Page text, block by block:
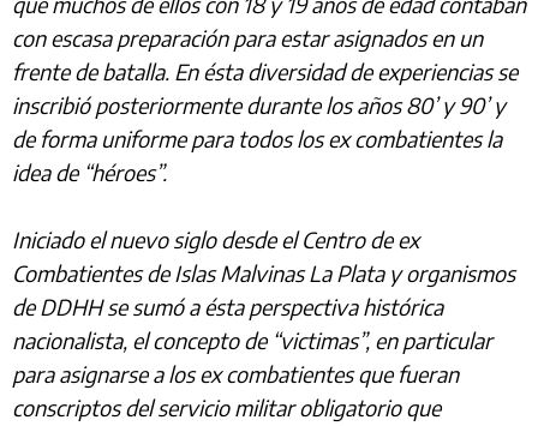
con escasa preparación para estar asignados en un
frente de batalla. En ésta diversidad de experiencias se
inscribió posteriormente durante los años 80’ y 90’ y
de forma uniforme para todos los ex combatientes la
idea de “héroes”.
Iniciado el nuevo siglo desde el Centro de ex
Combatientes de Islas Malvinas La Plata y organismos
de DDHH se sumó a ésta perspectiva histórica
nacionalista, el concepto de “victimas”, en particular
para asignarse a los ex combatientes que fueran
conscriptos del servicio militar obligatorio que